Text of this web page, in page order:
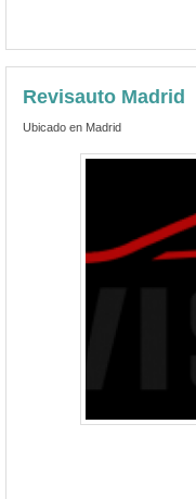
Revisauto Madrid
Ubicado en Madrid